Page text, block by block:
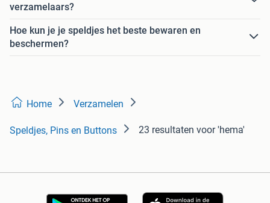
verzamelaars?
Hoe kun je je speldjes het beste bewaren en
beschermen?
Home Verzamelen
Speldjes, Pins en Buttons 23 resultaten voor 'hema'